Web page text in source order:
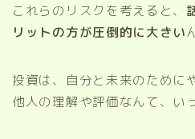
これらのリスクを考えると、
リットの方が圧倒的に大きい
投資は、自分と未来のために
他人の理解や評価なんて、い